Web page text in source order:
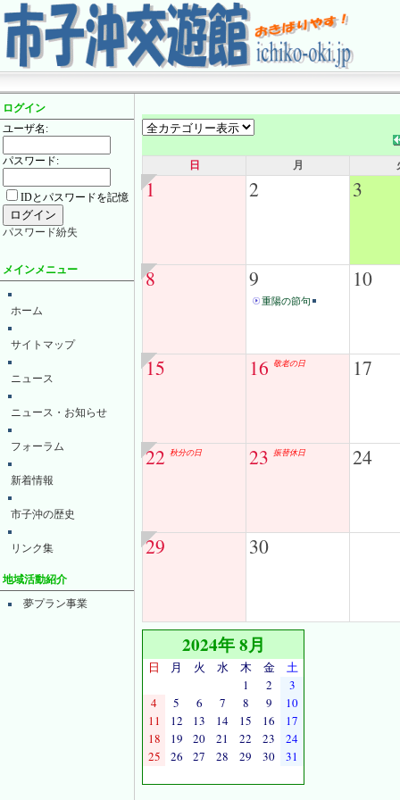
ログイン
ユーザ名:
パスワード:
IDとパスワードを記憶
パスワード紛失
メインメニュー
ホーム
サイトマップ
ニュース
ニュース・お知らせ
フォーラム
新着情報
市子沖の歴史
リンク集
地域活動紹介
夢プラン事業
日 月
1 2 3
8 9
重陽の節句
10
15 16 敬老の日 17
22 秋分の日 23 振替休日 24
29 30
2024年 8月
日 月 火 水 木 金
土
1
2
3
4
5 6 7 8 9
10
11
12 13 14 15 16
17
18
19 20 21 22 23
24
25
26 27 28 29 30 31